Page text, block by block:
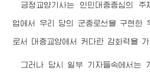
긍정교양기사는 인민대중중심의 주
업에서 우리 당의 군중로선을 구현한
로서 대중교양에서 커다란 감화력을 가
그러나 당시 일부 기자들속에서는